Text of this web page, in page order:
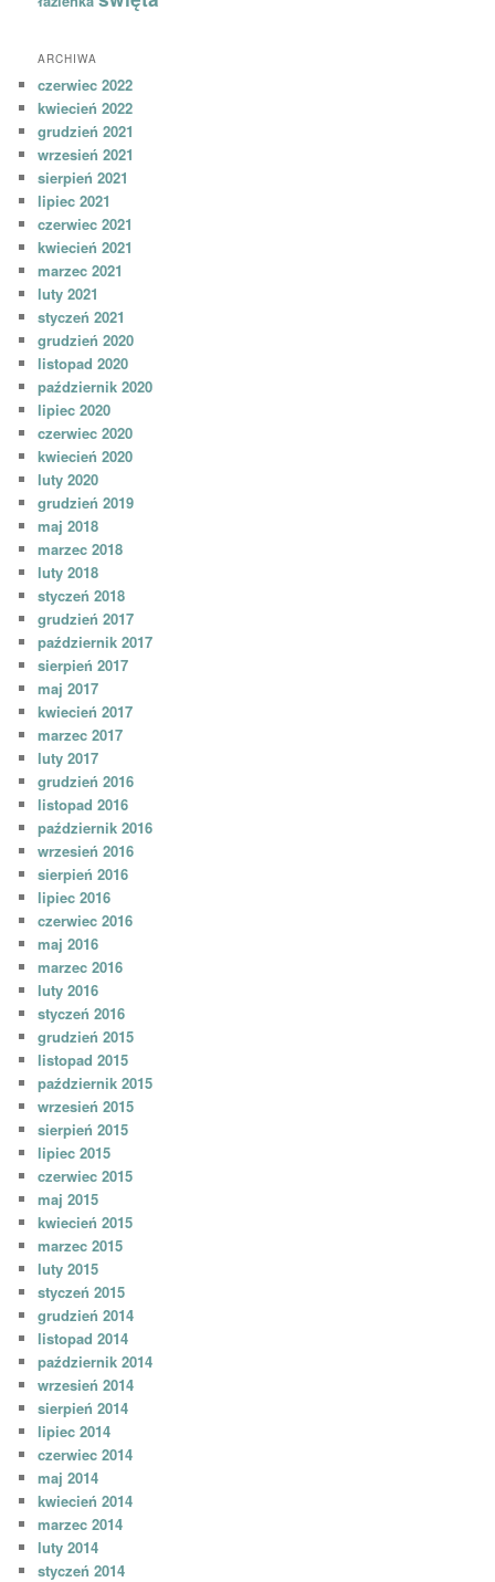
ARCHIWA
czerwiec 2022
kwiecień 2022
grudzień 2021
wrzesień 2021
sierpień 2021
lipiec 2021
czerwiec 2021
kwiecień 2021
marzec 2021
luty 2021
styczeń 2021
grudzień 2020
listopad 2020
październik 2020
lipiec 2020
czerwiec 2020
kwiecień 2020
luty 2020
grudzień 2019
maj 2018
marzec 2018
luty 2018
styczeń 2018
grudzień 2017
październik 2017
sierpień 2017
maj 2017
kwiecień 2017
marzec 2017
luty 2017
grudzień 2016
listopad 2016
październik 2016
wrzesień 2016
sierpień 2016
lipiec 2016
czerwiec 2016
maj 2016
marzec 2016
luty 2016
styczeń 2016
grudzień 2015
listopad 2015
październik 2015
wrzesień 2015
sierpień 2015
lipiec 2015
czerwiec 2015
maj 2015
kwiecień 2015
marzec 2015
luty 2015
styczeń 2015
grudzień 2014
listopad 2014
październik 2014
wrzesień 2014
sierpień 2014
lipiec 2014
czerwiec 2014
maj 2014
kwiecień 2014
marzec 2014
luty 2014
styczeń 2014